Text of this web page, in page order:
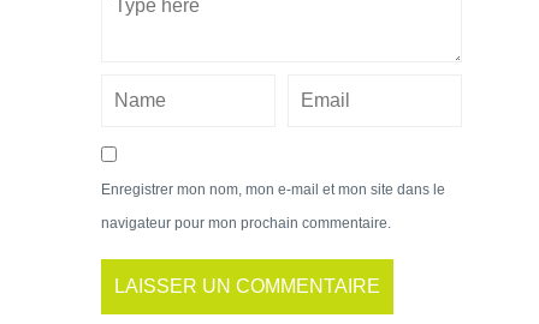
Enregistrer mon nom, mon e-mail et mon site dans le
navigateur pour mon prochain commentaire.